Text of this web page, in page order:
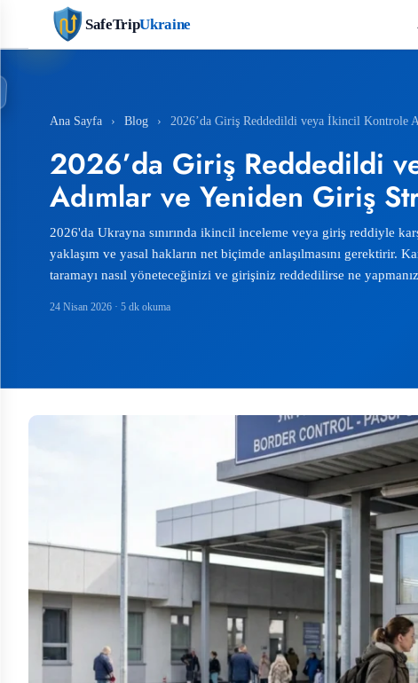
SafeTripUkraine
Ana Sayfa › Blog › 2026’da Giriş Reddedildi veya İkincil Kontrole
2026’da Giriş Reddedildi
Adımlar ve Yeniden Giriş
2026'da Ukrayna sınırında ikincil inceleme veya giriş reddiyle
yaklaşım ve yasal hakların net biçimde anlaşılmasını gerektirir.
taramayı nasıl yöneteceğinizi ve girişiniz reddedilirse ne
24 Nisan 2026 · 5 dk okuma